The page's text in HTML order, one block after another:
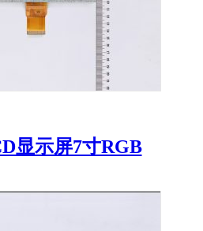
显示屏7寸RGB